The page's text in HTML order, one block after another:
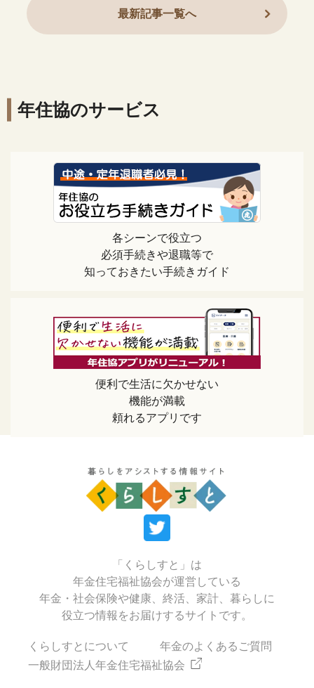
最新記事一覧へ
年住協のサービス
各シーンで役立つ
必須手続きや退職等で
知っておきたい手続きガイド
便利で生活に欠かせない
機能が満載
頼れるアプリです
「くらしすと」は
年金住宅福祉協会が運営している
年金・社会保険や健康、終活、家計、暮らしに
役立つ情報をお届けするサイトです。
くらしすとについて
年金のよくあるご質問
一般財団法人年金住宅福祉協会